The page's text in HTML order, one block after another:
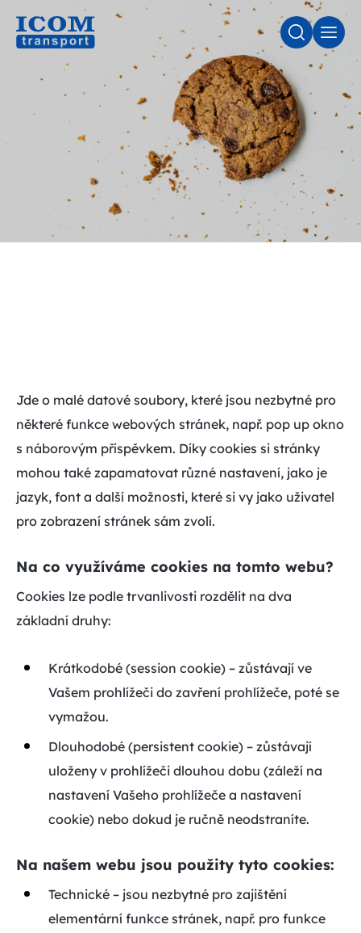
Jde o malé datové soubory, které jsou nezbytné pro
některé funkce webových stránek, např. pop up okno
s náborovým příspěvkem. Díky cookies si stránky
mohou také zapamatovat různé nastavení, jako je
jazyk, font a další možnosti, které si vy jako uživatel
pro zobrazení stránek sám zvolí.
Na co využíváme cookies na tomto webu?
Cookies lze podle trvanlivosti rozdělit na dva
základní druhy:
Krátkodobé (session cookie) – zůstávají ve
Vašem prohlížeči do zavření prohlížeče, poté se
vymažou.
Dlouhodobé (persistent cookie) – zůstávají
uloženy v prohlížeči dlouhou dobu (záleží na
nastavení Vašeho prohlížeče a nastavení
cookie) nebo dokud je ručně neodstraníte.
Na našem webu jsou použity tyto cookies:
Technické – jsou nezbytné pro zajištění
elementární funkce stránek, např. pro funkce